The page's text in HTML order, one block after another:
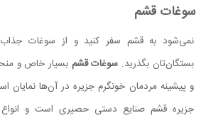
سوغات قشم
نمی‌شود به قشم سفر کنید و از سوغات
بستگان‌تان بگذرید. سوغات قشم بسیار خاص و
و پیشینه مردمان خونگرم جزیره در آن‌ها
جزیره قشم صنایع دستی حصیری است و